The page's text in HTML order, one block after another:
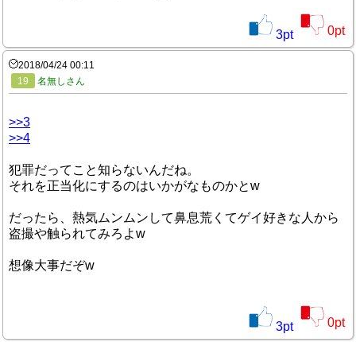
3pt 0pt
2018/04/24 00:11
19
名無しさん
>>3
>>4
犯罪だってこと知らないんだね。
それを正当化にするのはいかがなものかとw
だったら、熱気ムンムンして鼻息荒くてゲイ好きな人から
盗撮や触られてみろよw
想像大事だぞw
3pt 0pt